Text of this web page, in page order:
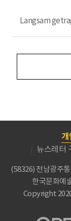
Langsam
개
뉴스레터
(58326) 전남광주
한국문화예
Copyright